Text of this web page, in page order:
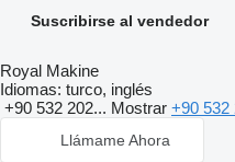
Suscribirse al vendedor
Royal Makine
Idiomas: turco, inglés
+90 532 202... Mostrar +90 532
Llámame Ahora